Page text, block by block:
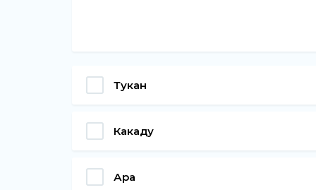
Тукан
Какаду
Ара